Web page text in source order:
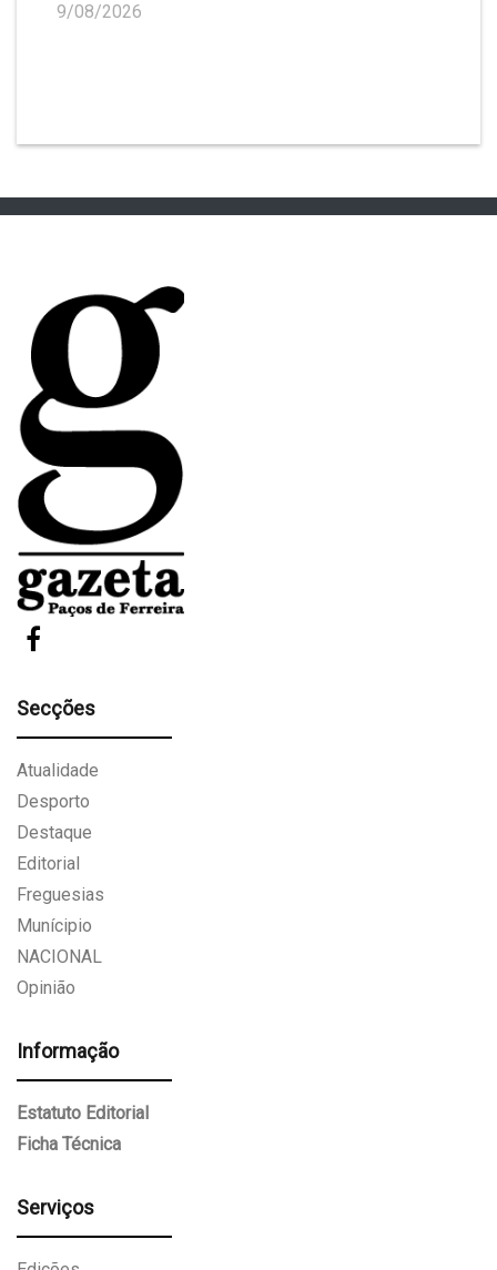
9/08/2026
Secções
Atualidade
Desporto
Destaque
Editorial
Freguesias
Munícipio
NACIONAL
Opinião
Informação
Estatuto Editorial
Ficha Técnica
Serviços